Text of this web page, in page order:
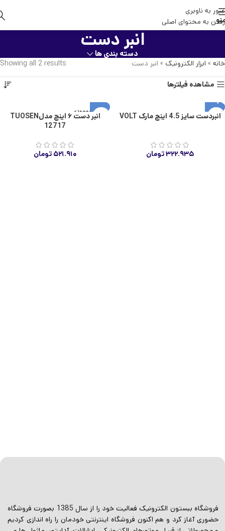
عبور به ناوبری
رفتن به محتوای اصلی
انبر دست
دسته بندی ها
خانه » ابزار الکترونیک » انبر دست Showing all 2 results
مشاهده فیلترها
انبردست سایز 4.5 اینچ مارک VOLT
۳۲۲.۹۳۵تومان
اتمام موجودی
انبر دست ۶ اینچ مدلTUOSEN
12717
۵۲۱.۹۱۰ تومان
فروشگاه ببستون الکترونیک فعالیت خود را از سال 1385 بصورت فروشگاه
حضوری آغاز کرد و هم اکنون فروشگاه اینترنتی خودمان را راه اندازی کردیم